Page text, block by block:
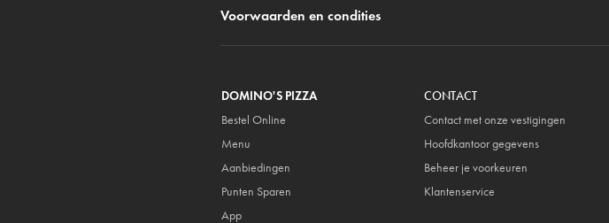
Voorwaarden en condities
DOMINO'S PIZZA
Bestel Online
Menu
Aanbiedingen
Punten Sparen
App
CONTACT
Contact met onze vestigingen
Hoofdkantoor gegevens
Beheer je voorkeuren
Klantenservice